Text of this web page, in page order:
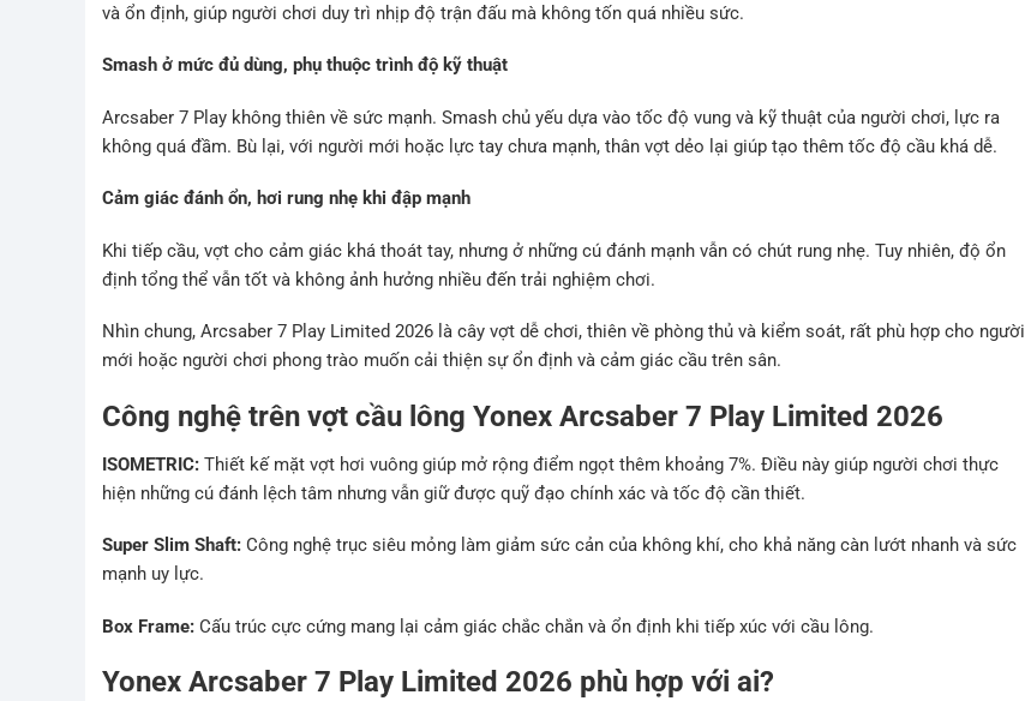
và ổn định, giúp người chơi duy trì nhịp độ trận đấu mà không tốn quá nhiều sức.
Smash ở mức đủ dùng, phụ thuộc trình độ kỹ thuật
Arcsaber 7 Play không thiên về sức mạnh. Smash chủ yếu dựa vào tốc độ vung và kỹ thuật của người chơi, lực ra
không quá đầm. Bù lại, với người mới hoặc lực tay chưa mạnh, thân vợt dẻo lại giúp tạo thêm tốc độ cầu khá dễ.
Cảm giác đánh ổn, hơi rung nhẹ khi đập mạnh
Khi tiếp cầu, vợt cho cảm giác khá thoát tay, nhưng ở những cú đánh mạnh vẫn có chút rung nhẹ. Tuy nhiên, độ ổn
định tổng thể vẫn tốt và không ảnh hưởng nhiều đến trải nghiệm chơi.
Nhìn chung, Arcsaber 7 Play Limited 2026 là cây vợt dễ chơi, thiên về phòng thủ và kiểm soát, rất phù hợp cho người
mới hoặc người chơi phong trào muốn cải thiện sự ổn định và cảm giác cầu trên sân.
Công nghệ trên vợt cầu lông Yonex Arcsaber 7 Play Limited 2026
ISOMETRIC: Thiết kế mặt vợt hơi vuông giúp mở rộng điểm ngọt thêm khoảng 7%. Điều này giúp người chơi thực
hiện những cú đánh lệch tâm nhưng vẫn giữ được quỹ đạo chính xác và tốc độ cần thiết.
Super Slim Shaft: Công nghệ trục siêu mỏng làm giảm sức cản của không khí, cho khả năng càn lướt nhanh và sức
mạnh uy lực.
Box Frame: Cấu trúc cực cứng mang lại cảm giác chắc chắn và ổn định khi tiếp xúc với cầu lông.
Yonex Arcsaber 7 Play Limited 2026 phù hợp với ai?